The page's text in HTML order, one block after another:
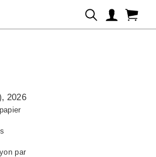
, 2026
par